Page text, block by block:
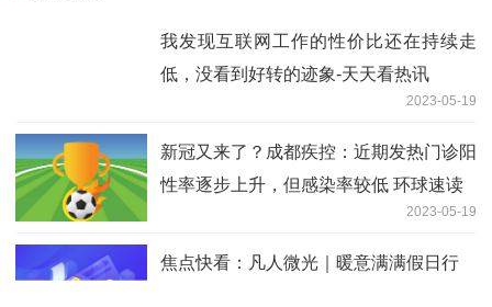
我发现互联网工作的性价比还在持续走
低，没看到好转的迹象-天天看热讯
2023-05-19
新冠又来了？成都疾控：近期发热门诊阳
性率逐步上升，但感染率较低 环球速读
2023-05-19
焦点快看：凡人微光｜暖意满满假日行